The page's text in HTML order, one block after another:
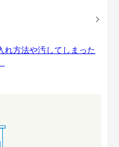
れ方法や汚してしまった